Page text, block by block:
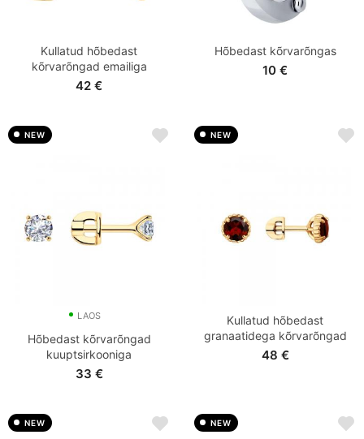
Kullatud hõbedast
kõrvarõngad emailiga
42 €
Hõbedast kõrvarõngas
10 €
NEW
LAOS
Hõbedast kõrvarõngad
kuuptsirkooniga
33 €
NEW
Kullatud hõbedast
granaatidega kõrvarõngad
48 €
NEW NEW